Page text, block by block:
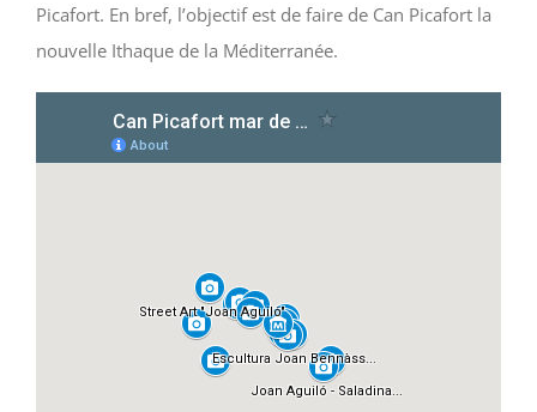
Picafort. En bref, l’objectif est de faire de Can Picafort la
nouvelle Ithaque de la Méditerranée.